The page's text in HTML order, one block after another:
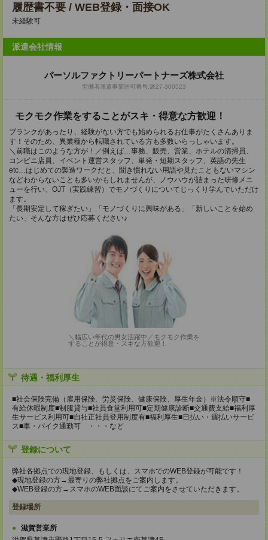
履歴書不要 / WEB登録・面接OK
未経験可
派遣会社情報
パーソルファクトリーパートナーズ株式会社
労働者派遣事業許可番号:派27-300523
モクモク作業をすることがスキ・得意な方歓迎！
ブランクがあったり、経験がない方でも始められるお仕事がたくさんありま
す！そのため、異業種から転職されている方も多数いらっしゃいます。
＼前職はこのような方が！／例えば…事務、販売、営業、ホテルの清掃員、
コンビニ店員、イベント運営スタッフ、単発・短期スタッフ、英語の先生
etc…はじめての製造ワークだと、聞き慣れない用語や見たこともないマシン
などわからないことも多いかもしれませんが、ノウハウが詰まった研修メニ
ューを行い、OJT（実践練習）でモノづくりについてじっくり学んでいただけ
ます。
「長期安定して稼ぎたい」「モノづくりに興味がある」「新しいことを始め
たい」そんな方はぜひ応募ください♪
＼幅広い年代の男女活躍中／モクモク作業を
することが得意・スキな方歓迎！
待遇・福利厚生
■社会保険完備（雇用保険、労災保険、健康保険、厚生年金）※法令順守■
有給休暇制度■制服貸与■社員食堂利用可■定期健康診断■交通費支給■福利厚
生サービス利用可■自社正社員登用制度有■福利厚生■日払い・週払いサービ
ス■車・バイク通勤可 ・・・など
登録について
弊社各拠点での現地登録、もしくは、スマホでのWEB登録が可能です！
◆現地登録の方→最寄りの弊社拠点をご案内します。
◆WEB登録の方→スマホのWEB面談にてご案内をさせていただきます。
登録場所
滋賀営業所